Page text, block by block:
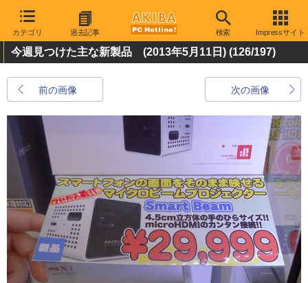
カテゴリ 過去記事 検索 Impressサイト
今週見つけた主な新製品 (2013年5月11日) (126/197)
前の画像 次の画像